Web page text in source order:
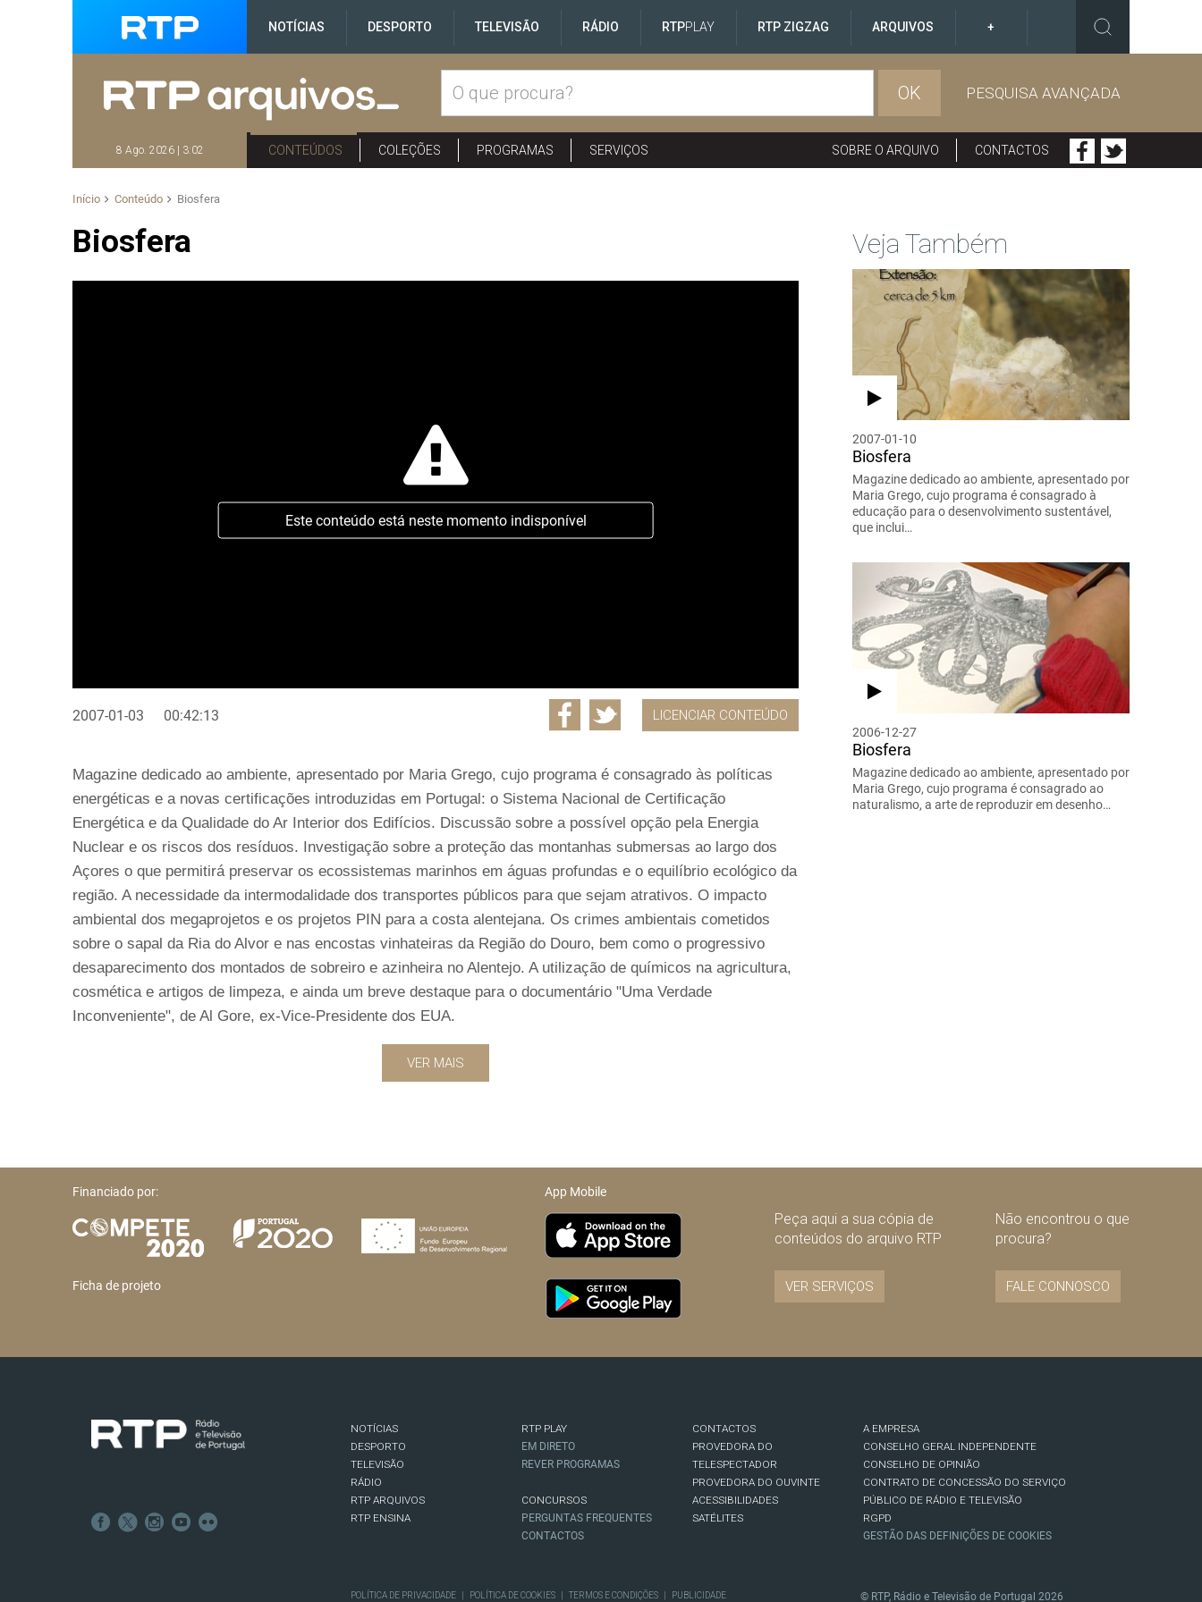
NOTÍCIAS DESPORTO TELEVISÃO RÁDIO RTPPLAY RTP ZIGZAG ARQUIVOS +
OK PESQUISA AVANÇADA
8 Ago. 2026 | 3:02 CONTEÚDOS COLEÇÕES PROGRAMAS SERVIÇOS SOBRE O ARQUIVO CONTACTOS
Início Conteúdo Biosfera
Biosfera
Este conteúdo está neste momento indisponível
2007-01-03 00:42:13 LICENCIAR CONTEÚDO
Magazine dedicado ao ambiente, apresentado por Maria Grego, cujo programa é consagrado às políticas
energéticas e a novas certificações introduzidas em Portugal: o Sistema Nacional de Certificação
Energética e da Qualidade do Ar Interior dos Edifícios. Discussão sobre a possível opção pela Energia
Nuclear e os riscos dos resíduos. Investigação sobre a proteção das montanhas submersas ao largo dos
Açores o que permitirá preservar os ecossistemas marinhos em águas profundas e o equilíbrio ecológico da
região. A necessidade da intermodalidade dos transportes públicos para que sejam atrativos. O impacto
ambiental dos megaprojetos e os projetos PIN para a costa alentejana. Os crimes ambientais cometidos
sobre o sapal da Ria do Alvor e nas encostas vinhateiras da Região do Douro, bem como o progressivo
desaparecimento dos montados de sobreiro e azinheira no Alentejo. A utilização de químicos na agricultura,
cosmética e artigos de limpeza, e ainda um breve destaque para o documentário "Uma Verdade
Inconveniente", de Al Gore, ex-Vice-Presidente dos EUA.
VER MAIS
Veja Também
2007-01-10
Biosfera
Magazine dedicado ao ambiente, apresentado por
Maria Grego, cujo programa é consagrado à
educação para o desenvolvimento sustentável,
que inclui…
2006-12-27
Biosfera
Magazine dedicado ao ambiente, apresentado por
Maria Grego, cujo programa é consagrado ao
naturalismo, a arte de reproduzir em desenho…
Financiado por:
Ficha de projeto
App Mobile
Peça aqui a sua cópia de
conteúdos do arquivo RTP
VER SERVIÇOS
Não encontrou o que
procura?
FALE CONNOSCO
NOTÍCIAS
DESPORTO
TELEVISÃO
RÁDIO
RTP ARQUIVOS
RTP ENSINA
RTP PLAY
EM DIRETO
REVER PROGRAMAS
CONCURSOS
PERGUNTAS FREQUENTES
CONTACTOS
CONTACTOS
PROVEDORA DO
TELESPECTADOR
PROVEDORA DO OUVINTE
ACESSIBILIDADES
SATÉLITES
A EMPRESA
CONSELHO GERAL INDEPENDENTE
CONSELHO DE OPINIÃO
CONTRATO DE CONCESSÃO DO SERVIÇO
PÚBLICO DE RÁDIO E TELEVISÃO
RGPD
GESTÃO DAS DEFINIÇÕES DE COOKIES
POLÍTICA DE PRIVACIDADE POLÍTICA DE COOKIES TERMOS E CONDIÇÕES PUBLICIDADE © RTP, Rádio e Televisão de Portugal 2026